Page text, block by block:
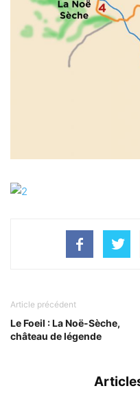
Article précédent
Le Foeil : La Noë-Sèche,
château de légende